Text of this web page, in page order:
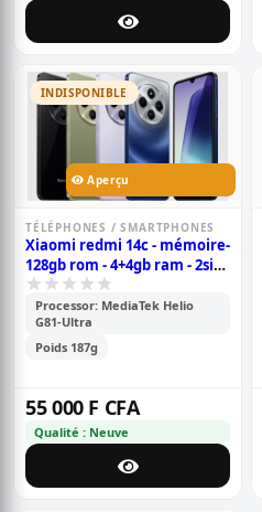
INDISPONIBLE
Aperçu
TÉLÉPHONES / SMARTPHONES
Xiaomi redmi 14c - mémoire-
128gb rom - 4+4gb ram - 2sim
- caméra 50+2+2mp -
batterie- 5160mah - 6.88
pouces- garantie 6 mois
Processor: MediaTek Helio
G81-Ultra
Poids 187g
55 000 F CFA
Qualité : Neuve